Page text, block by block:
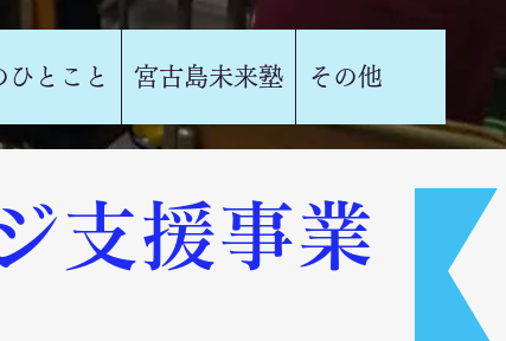
ひとこと 宮古島未来塾 その他
支援事業